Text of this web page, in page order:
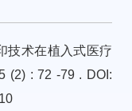
技术在植入式医疗
(2) : 72 -79 . DOI: